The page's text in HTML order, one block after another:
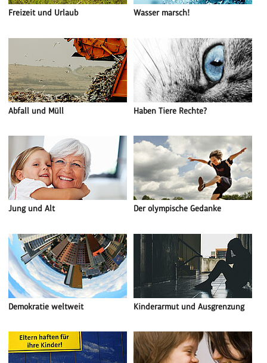
Freizeit und Urlaub Wasser marsch!
Abfall und Müll Haben Tiere Rechte?
Jung und Alt Der olympische Gedanke
Demokratie weltweit Kinderarmut und Ausgrenzung